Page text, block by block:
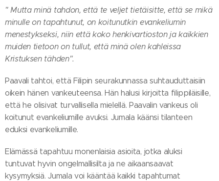
" Mutta minä tahdon, että te veljet tietäisitte, että se mikä
minulle on tapahtunut, on koitunutkin evankeliumin
menestykseksi, niin että koko henkivartioston ja kaikkien
muiden tietoon on tullut, että minä olen kahleissa
Kristuksen tähden".
Paavali tahtoi, että Filipin seurakunnassa suhtauduttaisiin
oikein hänen vankeuteensa. Hän halusi kirjoitta filippiläisille,
että he olisivat turvallisella mielellä. Paavalin vankeus oli
koitunut evankeliumille avuksi. Jumala käänsi tilanteen
eduksi evankeliumille.
Elämässä tapahtuu monenlaisia asioita, jotka aluksi
tuntuvat hyvin ongelmallisilta ja ne aikaansaavat
kysymyksiä. Jumala voi kääntää kaikki tapahtumat